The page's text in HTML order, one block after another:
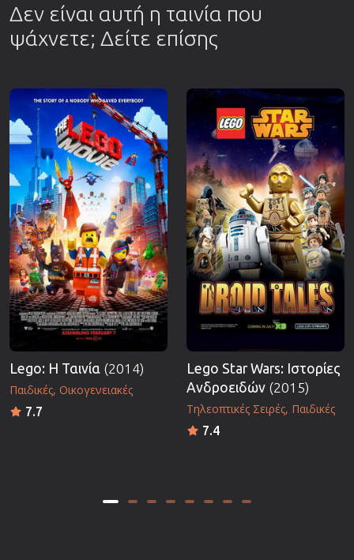
Δεν είναι αυτή η ταινία που
ψάχνετε; Δείτε επίσης
Lego: Η Ταινία (2014)
Παιδικές Οικογενειακές
7.7
Lego Star Wars: Ιστορίες
Ανδροειδών (2015)
Τηλεοπτικές Σειρές Παιδικές
7.4